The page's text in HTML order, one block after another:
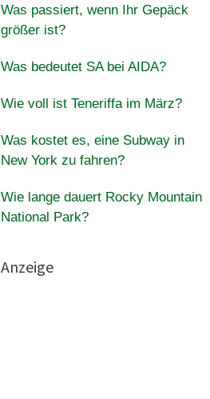
Was passiert, wenn Ihr Gepäck
größer ist?
Was bedeutet SA bei AIDA?
Wie voll ist Teneriffa im März?
Was kostet es, eine Subway in
New York zu fahren?
Wie lange dauert Rocky Mountain
National Park?
Anzeige